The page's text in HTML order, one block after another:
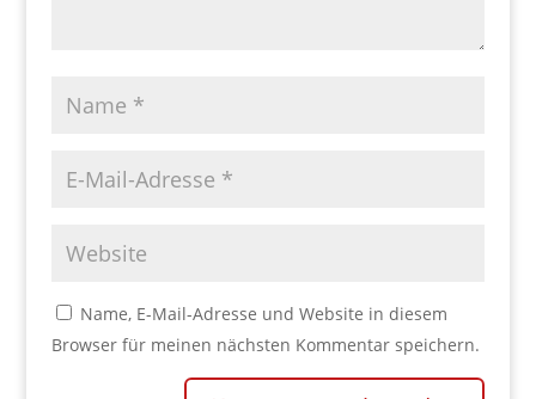
Name, E-Mail-Adresse und Website in diesem
Browser für meinen nächsten Kommentar speichern.